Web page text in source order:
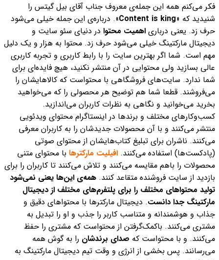
فکر می‌کنم همه این جمله‌ی معروف جناب آقای بیل گیتس را
شنیدید که «Content is king». درباره‌ی این جمله خیلی می‌شود
حرف زد. یعنی دربار‌ی اهمیت محتوا در دنیای سئو سایت و
دیجیتال مارکتینگ خیلی می‌شود حرف زد. محتوا به هزار و یک دلیل
مهم است. شما اگر بهترین سایت را با رابط کاربری و تجربه کاربری
عالی بسازید ولی محتوایی در آن منتشر نکنید، هیچ فایده‌ای برای
شما ندارد. سایت‌های فروشگاهی با محتواست که کالاهایشان را
می‌فروشند. قطعا شما هم توضیح هر محصولی را که می‌خواهید
بخرید می‌خوانید و نگاهی به نظرات کاربران می‌اندازید.
کسب‌وکارهای مختلف و برندها در اینستاگرام محتوای ویدئویی
منتشر می‌کنند و با آن محصولات جدیدشان را به کاربران معرفی
می‌کنند. ناشران برای تبلیغ کتاب‌هایشان از محتوای صوتی
(پادکست‌ها) استفاده می‌کنند. افیلیت مارکترها با محتوای متنی
محصولات را باهم مقایسه می‌کنند و تلاش می‌کنند تا کاربران را برای
بازدید از سایت فروشنده متقاعد کنند. همه‌ی این‌ها یعنی نمی‌شود
تولید محتواهای مختلف را برای پلتفرم‌های مختلف از دیجیتال
مارکتینگ جدا دانست. دیجیتال مارکترها با محتواهای دقیق و
جذاب و هوشمندانه و متناسب کاربر را جذب و او را تبدیل به
مشتری می‌کنند. باکمک‌گرفتن از محتواست که مشتری را حفظ
می‌کنند. و با محتواست که صدای برندشان را به گوش همه
می‌رسانند. پس بخشی از انرژی و وقت تیم دیجیتال مارکتینگ به